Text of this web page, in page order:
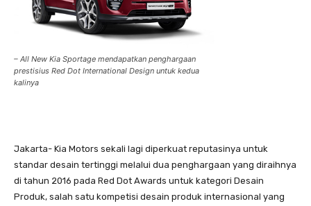
– All New Kia Sportage mendapatkan penghargaan
prestisius Red Dot International Design untuk kedua
kalinya
Jakarta- Kia Motors sekali lagi diperkuat reputasinya untuk
standar desain tertinggi melalui dua penghargaan yang diraihnya
di tahun 2016 pada Red Dot Awards untuk kategori Desain
Produk, salah satu kompetisi desain produk internasional yang